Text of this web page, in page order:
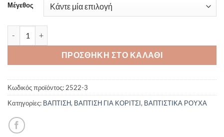
Μέγεθος
ΠΡΟΣΘΉΚΗ ΣΤΟ ΚΑΛΆΘΙ
Κωδικός προϊόντος: 2522-3
Κατηγορίες: ΒΑΠΤΙΣΗ, ΒΑΠΤΙΣΗ ΓΙΑ ΚΟΡΙΤΣΙ, ΒΑΠΤΙΣΤΙΚΑ ΡΟΥΧΑ